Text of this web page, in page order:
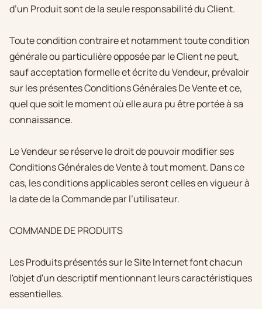
d’un Produit sont de la seule responsabilité du Client.
Toute condition contraire et notamment toute condition
générale ou particulière opposée par le Client ne peut,
sauf acceptation formelle et écrite du Vendeur, prévaloir
sur les présentes Conditions Générales De Vente et ce,
quel que soit le moment où elle aura pu être portée à sa
connaissance.
Le Vendeur se réserve le droit de pouvoir modifier ses
Conditions Générales de Vente à tout moment. Dans ce
cas, les conditions applicables seront celles en vigueur à
la date de la Commande par l’utilisateur.
COMMANDE DE PRODUITS
Les Produits présentés sur le Site Internet font chacun
l'objet d'un descriptif mentionnant leurs caractéristiques
essentielles.